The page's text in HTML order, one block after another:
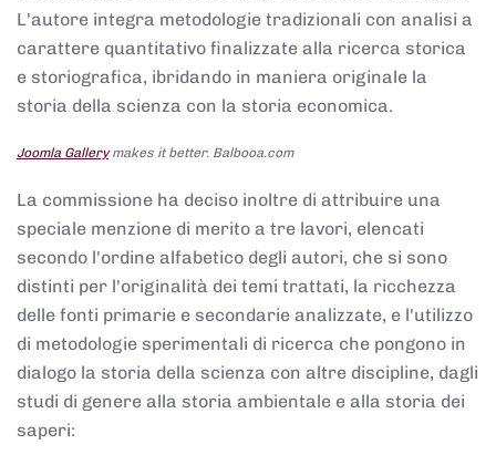
L'autore integra metodologie tradizionali con analisi a
carattere quantitativo finalizzate alla ricerca storica
e storiografica, ibridando in maniera originale la
storia della scienza con la storia economica.
Joomla Gallerymakes it better. Balbooa.com
La commissione ha deciso inoltre di attribuire una
speciale menzione di merito a tre lavori, elencati
secondo l'ordine alfabetico degli autori, che si sono
distinti per l'originalità dei temi trattati, la ricchezza
delle fonti primarie e secondarie analizzate, e l'utilizzo
di metodologie sperimentali di ricerca che pongono in
dialogo la storia della scienza con altre discipline, dagli
studi di genere alla storia ambientale e alla storia dei
saperi: